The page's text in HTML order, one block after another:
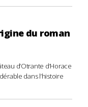
du roman
d’Otrante d’Horace
dans l’histoire